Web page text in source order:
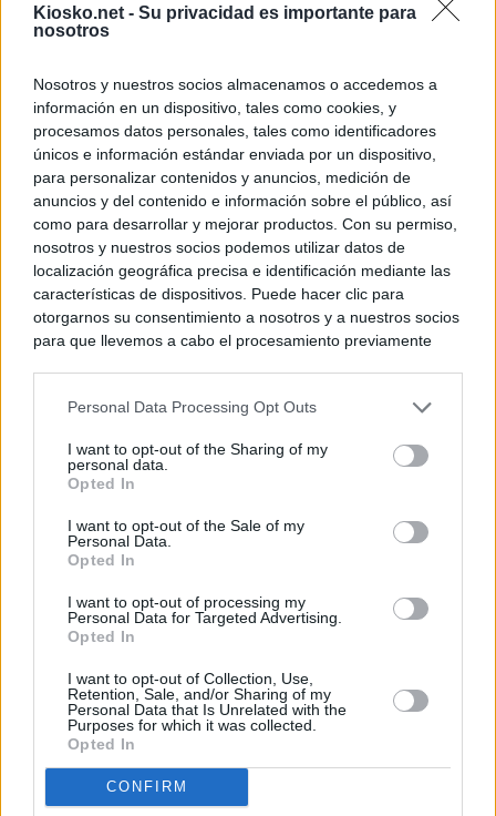
Kiosko.net - Su privacidad es importante para
nosotros
Nosotros y nuestros socios almacenamos o accedemos a
información en un dispositivo, tales como cookies, y
procesamos datos personales, tales como identificadores
únicos e información estándar enviada por un dispositivo,
para personalizar contenidos y anuncios, medición de
anuncios y del contenido e información sobre el público, así
como para desarrollar y mejorar productos. Con su permiso,
nosotros y nuestros socios podemos utilizar datos de
localización geográfica precisa e identificación mediante las
características de dispositivos. Puede hacer clic para
otorgarnos su consentimiento a nosotros y a nuestros socios
para que llevemos a cabo el procesamiento previamente
negar su consentimiento. Tenga en cuenta que algún
de su consentimiento, pero usted tiene el derecho de
rechazar tal procesamiento. Sus preferencias se aplicarán
cualquier momento entrando de nuevo en este sitio web o
visitando nuestra política de privacidad.
Personal Data Processing Opt Outs
I want to opt-out of the Sharing of my
personal data.
Opted In
I want to opt-out of the Sale of my
Personal Data.
Opted In
I want to opt-out of processing my
Personal Data for Targeted Advertising.
Opted In
I want to opt-out of Collection, Use,
Retention, Sale, and/or Sharing of my
Personal Data that Is Unrelated with the
Purposes for which it was collected.
Opted In
CONFIRM